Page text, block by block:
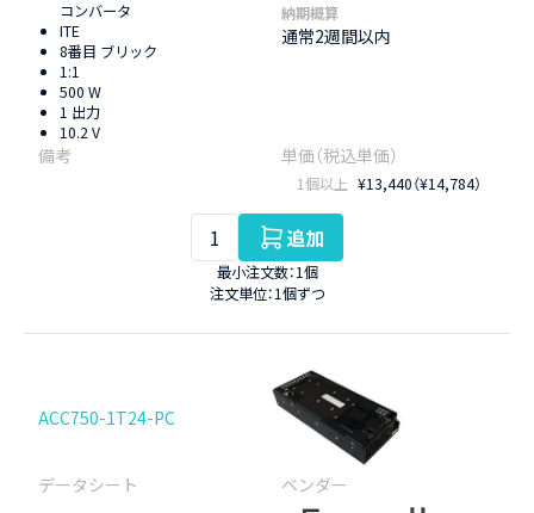
コンバータ
ITE
8番目 ブリック
1:1
500 W
1 出力
10.2 V
納期概算
通常2週間以内
1個以上 ¥13,440（¥14,784）
追加
最小注文数：1個
注文単位：1個ずつ
ACC750-1T24-PC